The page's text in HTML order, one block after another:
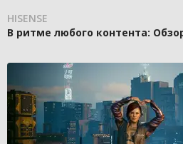
HISENSE
В ритме любого контента: Обзор